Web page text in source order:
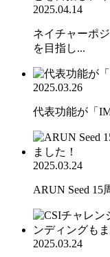
2025.04.14
ネイチャーポ
を目指し...
2025.03.26
代表功能が「
2025.03.24
ARUN Seed
2025.03.24